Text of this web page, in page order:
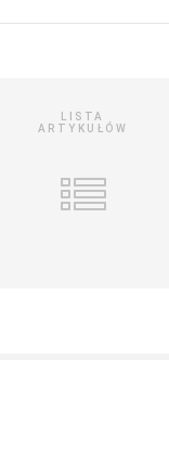
LISTA
ARTYKUŁÓW